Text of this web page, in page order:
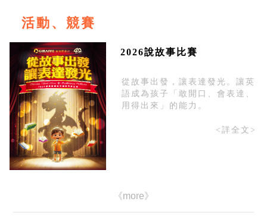
活動、競賽
2026說故事比賽
從故事出發，讓表達發光。讓英
語成為孩子「敢開口、會表達、
用得出來」的能力。
<詳全文>
《more》